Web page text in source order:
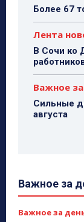
Более 67
Лента
В Сочи ко
Важное
Сильные
августа
Важное за
Важное за